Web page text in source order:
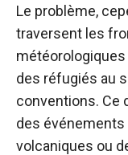
Le problème,
traversent les
des réfugiés au
conventions. Ce
des
volcaniques ou